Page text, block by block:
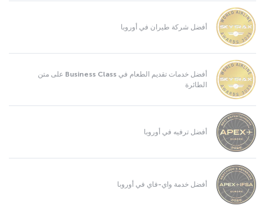
أفضل شركة طيران في أوروبا
أفضل خدمات تقديم الطعام في Business Class على متن
الطائرة
أفضل ترفيه في أوروبا
أفضل خدمة واي-فاي في أوروبا